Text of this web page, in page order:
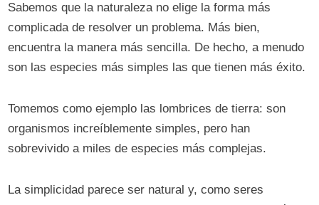
Sabemos que la naturaleza no elige la forma más
complicada de resolver un problema. Más bien,
encuentra la manera más sencilla. De hecho, a menudo
son las especies más simples las que tienen más éxito.
Tomemos como ejemplo las lombrices de tierra: son
organismos increíblemente simples, pero han
sobrevivido a miles de especies más complejas.
La simplicidad parece ser natural y, como seres